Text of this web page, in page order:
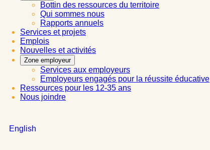
Bottin des ressources du territoire
Qui sommes nous
Rapports annuels
Services et projets
Emplois
Nouvelles et activités
Zone employeur
Services aux employeurs
Employeurs engagés pour la réussite éducative
Ressources pour les 12-35 ans
Nous joindre
English